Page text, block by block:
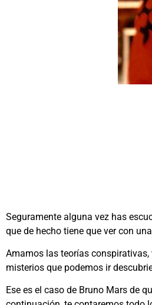
Seguramente alguna vez has
que de hecho tiene que ver con
Amamos las teorías
misterios que podemos ir
Ese es el caso de Bruno Mars de